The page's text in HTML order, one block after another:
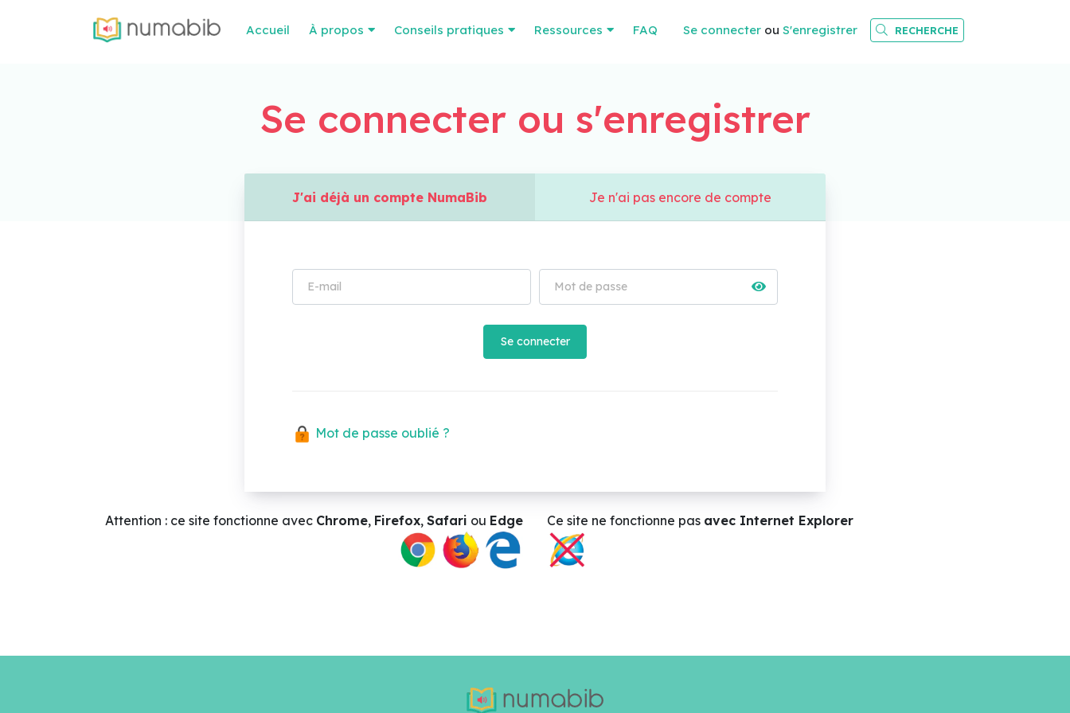
Accueil À propos Conseils pratiques Ressources FAQ Se connecter ou S'enregistrer RECHERCHE
Se connecter ou s'enregistrer
J'ai déjà un compte NumaBib Je n'ai pas encore de compte
Se connecter
Mot de passe oublié ?
Attention : ce site fonctionne avec Chrome, Firefox, Safari ou Edge Ce site ne fonctionne pas avec Internet Explorer